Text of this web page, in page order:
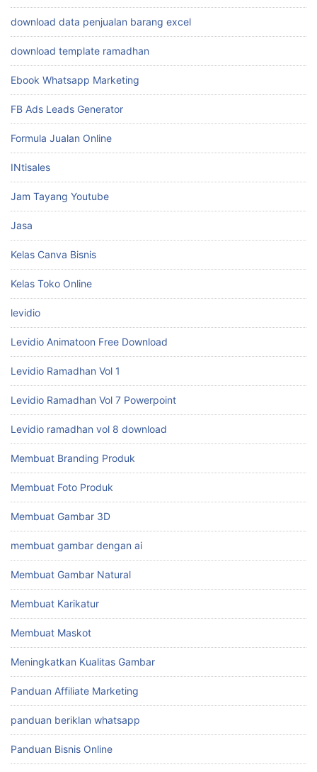
download data penjualan barang excel
download template ramadhan
Ebook Whatsapp Marketing
FB Ads Leads Generator
Formula Jualan Online
INtisales
Jam Tayang Youtube
Jasa
Kelas Canva Bisnis
Kelas Toko Online
levidio
Levidio Animatoon Free Download
Levidio Ramadhan Vol 1
Levidio Ramadhan Vol 7 Powerpoint
Levidio ramadhan vol 8 download
Membuat Branding Produk
Membuat Foto Produk
Membuat Gambar 3D
membuat gambar dengan ai
Membuat Gambar Natural
Membuat Karikatur
Membuat Maskot
Meningkatkan Kualitas Gambar
Panduan Affiliate Marketing
panduan beriklan whatsapp
Panduan Bisnis Online